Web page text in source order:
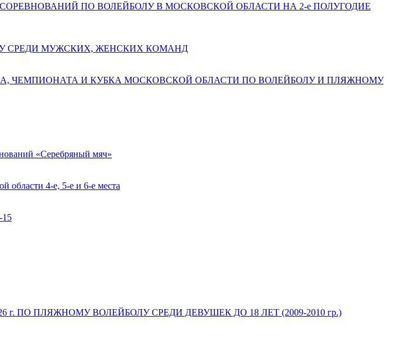
СОРЕВНОВАНИЙ ПО ВОЛЕЙБОЛУ В МОСКОВСКОЙ ОБЛАСТИ НА 2-е ПОЛУГОДИЕ
СРЕДИ МУЖСКИХ, ЖЕНСКИХ КОМАНД
ЧЕМПИОНАТА И КУБКА МОСКОВСКОЙ ОБЛАСТИ ПО ВОЛЕЙБОЛУ И ПЛЯЖНОМУ
«Серебряный мяч»
области 4-е, 5-е и 6-е места
15
ПО ПЛЯЖНОМУ ВОЛЕЙБОЛУ СРЕДИ ДЕВУШЕК ДО 18 ЛЕТ (2009-2010 гр.)